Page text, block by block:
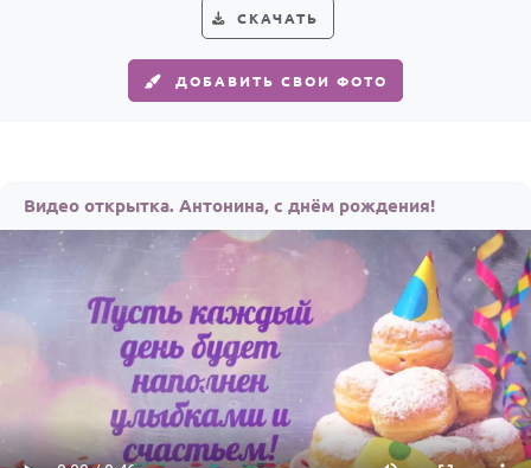
СКАЧАТЬ
ДОБАВИТЬ СВОИ ФОТО
Видео открытка. Антонина, с днём рождения!